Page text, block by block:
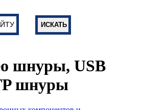
шнуры, USB
шнуры